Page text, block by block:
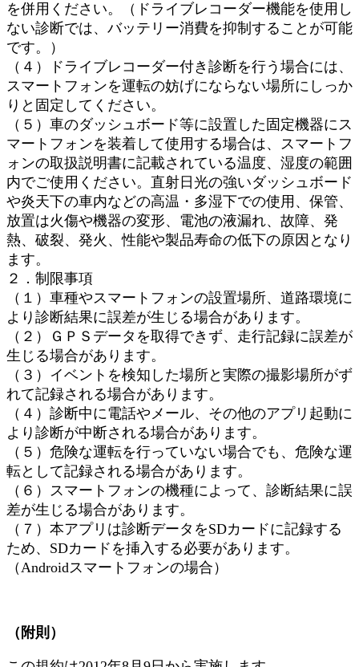
を併用ください。（ドライブレコーダー機能を使用し
ない診断では、バッテリー消費を抑制することが可能
です。）
（４）ドライブレコーダー付き診断を行う場合には、
スマートフォンを運転の妨げにならない場所にしっか
りと固定してください。
（５）車のダッシュボード等に設置した固定機器にス
マートフォンを装着して使用する場合は、スマートフ
ォンの取扱説明書に記載されている温度、湿度の範囲
内でご使用ください。直射日光の強いダッシュボード
や炎天下の車内などの高温・多湿下での使用、保管、
放置は火傷や機器の変形、電池の液漏れ、故障、発
熱、破裂、発火、性能や製品寿命の低下の原因となり
ます。
２．制限事項
（１）車種やスマートフォンの設置場所、道路環境に
より診断結果に誤差が生じる場合があります。
（２）ＧＰＳデータを取得できず、走行記録に誤差が
生じる場合があります。
（３）イベントを検知した場所と実際の撮影場所がず
れて記録される場合があります。
（４）診断中に電話やメール、その他のアプリ起動に
より診断が中断される場合があります。
（５）危険な運転を行っていない場合でも、危険な運
転として記録される場合があります。
（６）スマートフォンの機種によって、診断結果に誤
差が生じる場合があります。
（７）本アプリは診断データをSDカードに記録する
ため、SDカードを挿入する必要があります。
（Androidスマートフォンの場合）
（附則）